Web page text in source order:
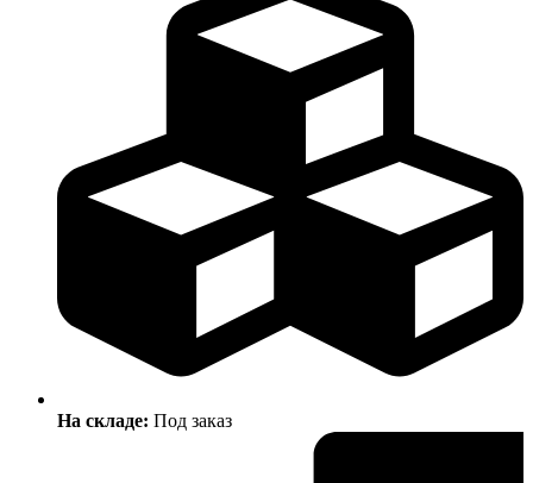
На складе: Под заказ